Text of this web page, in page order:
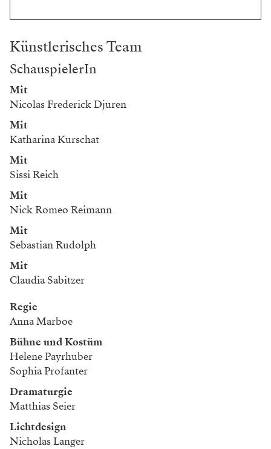
Künstlerisches Team
SchauspielerIn
Mit
Nicolas Frederick Djuren
Mit
Katharina Kurschat
Mit
Sissi Reich
Mit
Nick Romeo Reimann
Mit
Sebastian Rudolph
Mit
Claudia Sabitzer
Regie
Anna Marboe
Bühne und Kostüm
Helene Payrhuber
Sophia Profanter
Dramaturgie
Matthias Seier
Lichtdesign
Nicholas Langer